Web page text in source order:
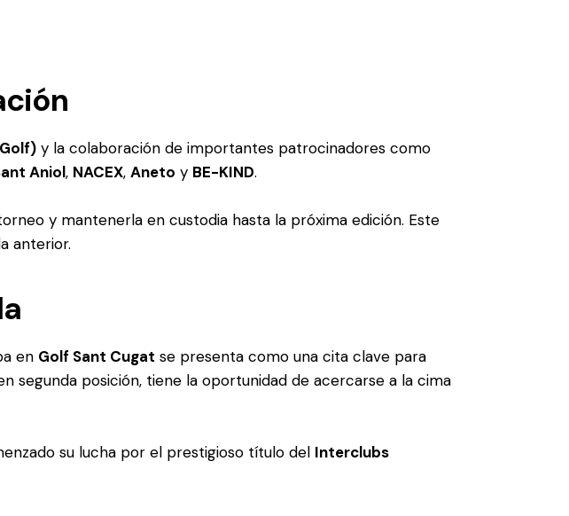
y la colaboración de importantes patrocinadores como
Aniol, NACEX, Aneto y BE-KIND.
y mantenerla en custodia hasta la próxima edición. Este
anterior.
en Golf Sant Cugat se presenta como una cita clave para
segunda posición, tiene la oportunidad de acercarse a la cima
su lucha por el prestigioso título del Interclubs